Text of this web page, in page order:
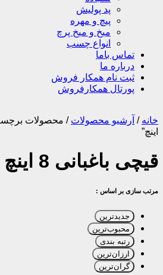
پد پولیش
پیچ و مهره
میخ و میخ پرچ
انواع چسب
تماس باما
درباره ما
ثبت نام همکار فروش
پورتال همکارفروش
خانه / آرشیو محصولات /
اینچ”
قیچی باغبانی 8 اینچ
مرتب سازی بر اساس :
جدیدترین
محبوب‌ترین
رتبه بندی
ارزان‌ترین
گران‌ترین